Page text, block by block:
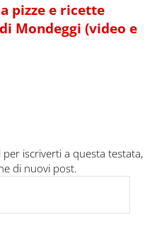
pizze e ricette
Mondeggi (video e
iscriverti a questa testata,
di nuovi post.